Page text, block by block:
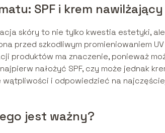
SPF i krem nawilżający
skóry to nie tylko kwestia estetyki,
przed szkodliwym promieniowaniem
produktów ma znaczenie, ponieważ
nałożyć SPF, czy może jednak
wątpliwości i odpowiedzieć na
jest ważny?